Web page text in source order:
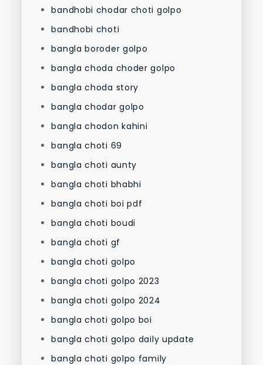
bandhobi chodar choti golpo
bandhobi choti
bangla boroder golpo
bangla choda choder golpo
bangla choda story
bangla chodar golpo
bangla chodon kahini
bangla choti 69
bangla choti aunty
bangla choti bhabhi
bangla choti boi pdf
bangla choti boudi
bangla choti gf
bangla choti golpo
bangla choti golpo 2023
bangla choti golpo 2024
bangla choti golpo boi
bangla choti golpo daily update
bangla choti golpo family